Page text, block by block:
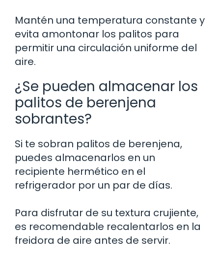
Mantén una temperatura constante y
evita amontonar los palitos para
permitir una circulación uniforme del
aire.
¿Se pueden almacenar los
palitos de berenjena
sobrantes?
Si te sobran palitos de berenjena,
puedes almacenarlos en un
recipiente hermético en el
refrigerador por un par de días.
Para disfrutar de su textura crujiente,
es recomendable recalentarlos en la
freidora de aire antes de servir.